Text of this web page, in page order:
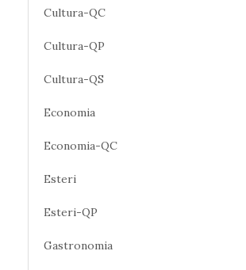
Cultura-QC
Cultura-QP
Cultura-QS
Economia
Economia-QC
Esteri
Esteri-QP
Gastronomia